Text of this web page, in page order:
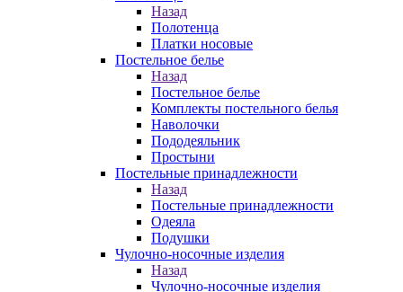
Назад
Полотенца
Платки носовые
Постельное белье
Назад
Постельное белье
Комплекты постельного белья
Наволочки
Пододеяльник
Простыни
Постельные принадлежности
Назад
Постельные принадлежности
Одеяла
Подушки
Чулочно-носочные изделия
Назад
Чулочно-носочные изделия